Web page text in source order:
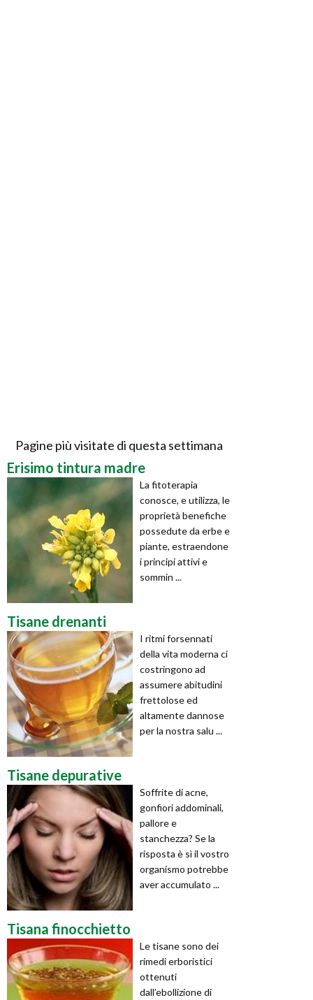
Pagine più visitate di questa settimana
Erisimo tintura madre
La fitoterapia
conosce, e utilizza, le
proprietà benefiche
possedute da erbe e
piante, estraendone
i principi attivi e
sommin ...
Tisane drenanti
I ritmi forsennati
della vita moderna ci
costringono ad
assumere abitudini
frettolose ed
altamente dannose
per la nostra salu ...
Tisane depurative
Soffrite di acne,
gonfiori addominali,
pallore e
stanchezza? Se la
risposta è sì il vostro
organismo potrebbe
aver accumulato ...
Tisana finocchietto
Le tisane sono dei
rimedi erboristici
ottenuti
dall’ebollizione di